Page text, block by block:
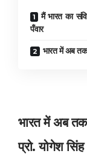
मैं भारत का
पँवार
भारत में अब
भारत में अब
प्रो. योगेश सिंह